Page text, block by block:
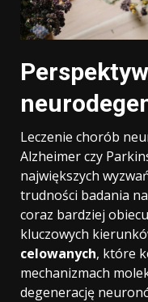
Leczenie chorób
Alzheimer czy
największych
trudności badania
coraz bardziej
kluczowych
celowanych, które
mechanizmach
degenerację